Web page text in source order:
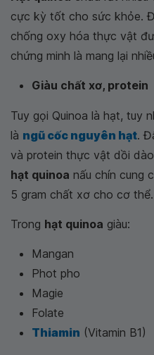
cực kỳ tốt cho sức khỏe.
chống oxy hóa thực vật
chứng minh là mang lại
Giàu chất xơ, protein
Tuy gọi Quinoa là hạt, tuy
là ngũ cốc nguyên hạt.
và protein thực vật dồi
hạt quinoa nấu chín cung
5 gram chất xơ cho cơ thể.
Trong hạt quinoa giàu:
Mangan
Phot pho
Magie
Folate
Thiamin (Vitamin B1)